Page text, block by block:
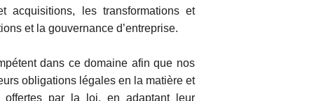
acquisitions, les transformations et
et la gouvernance d’entreprise.
dans ce domaine afin que nos
obligations légales en la matière et
offertes par la loi, en adaptant leur